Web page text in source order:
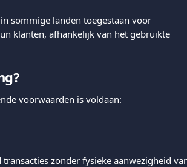
sommige landen toegestaan voor
klanten, afhankelijk van het gebruikte
voorwaarden is voldaan:
zonder fysieke aanwezigheid